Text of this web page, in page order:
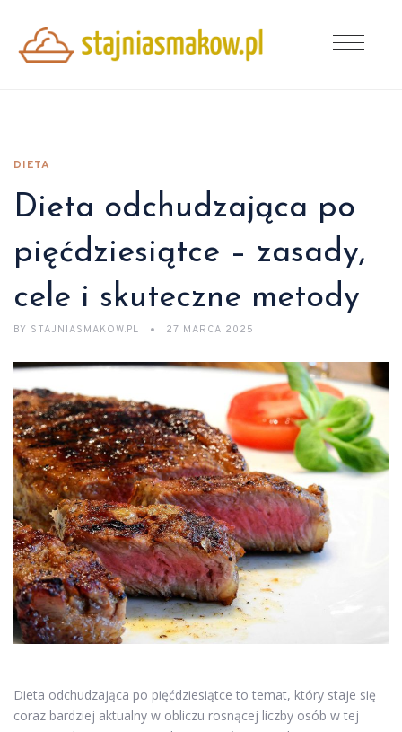
DIETA
Dieta odchudzająca po
pięćdziesiątce – zasady,
cele i skuteczne metody
BY STAJNIASMAKOW.PL 27 MARCA 2025
Dieta odchudzająca po pięćdziesiątce to temat, który staje się
coraz bardziej aktualny w obliczu rosnącej liczby osób w tej